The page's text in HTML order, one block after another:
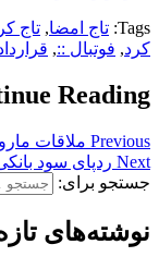
Tags: تاج امضا, تاج
کرد, فوتبال ::,
Reading
Previous ملاقات
Next ردپای سود
جستجو برای:
نوشته‌های